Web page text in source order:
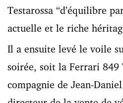
Testarossa “d’équilibre
actuelle et le riche
Il a ensuite levé le voile
soirée, soit la Ferrari 849
compagnie de Jean-